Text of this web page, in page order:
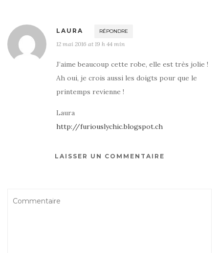
LAURA RÉPONDRE
12 mai 2016 at 19 h 44 min
J’aime beaucoup cette robe, elle est très jolie !
Ah oui, je crois aussi les doigts pour que le
printemps revienne !
Laura
http://furiouslychic.blogspot.ch
LAISSER UN COMMENTAIRE